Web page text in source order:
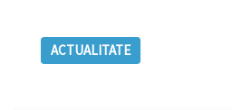
Europa,
(re)începeACTUALITATE